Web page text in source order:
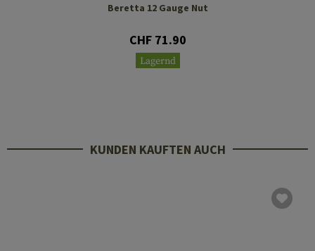
Beretta 12 Gauge Nut
CHF 71.90
Lagernd
KUNDEN KAUFTEN AUCH